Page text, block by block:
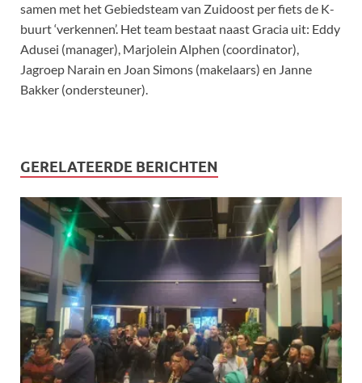
samen met het Gebiedsteam van Zuidoost per fiets de K-
buurt ‘verkennen’. Het team bestaat naast Gracia uit: Eddy
Adusei (manager), Marjolein Alphen (coordinator),
Jagroep Narain en Joan Simons (makelaars) en Janne
Bakker (ondersteuner).
GERELATEERDE BERICHTEN